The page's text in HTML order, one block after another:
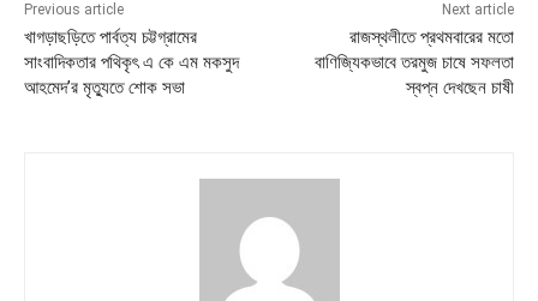
Previous article
খাগড়াছড়িতে পার্বত্য চট্টগ্রামের
সাংবাদিকতার পথিকৃৎ এ কে এম মকসুদ
আহমেদ’র মৃত্যুতে শোক সভা
Next article
রাজস্থলীতে প্রথমবারের মতো
বাণিজ্যিকভাবে তরমুজ চাষে সফলতা
স্বপ্ন দেখছেন চাষী